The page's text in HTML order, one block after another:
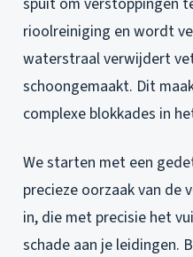
rioolreiniging en wordt
waterstraal verwijdert
schoongemaakt. Dit
complexe blokkades in
We starten met een
precieze oorzaak van de
in, die met precisie het
schade aan je leidingen.